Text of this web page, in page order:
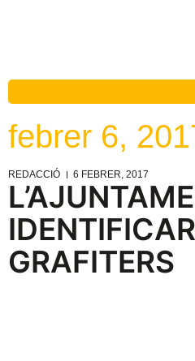
febrer 6,
REDACCIÓ 6 FEBRER, 2017
GRAFITERS